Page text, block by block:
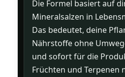
Die Formel basiert auf
Mineralsalzen in
Das bedeutet, deine
Nährstoffe ohne
und sofort für die
Früchten und Terpenen